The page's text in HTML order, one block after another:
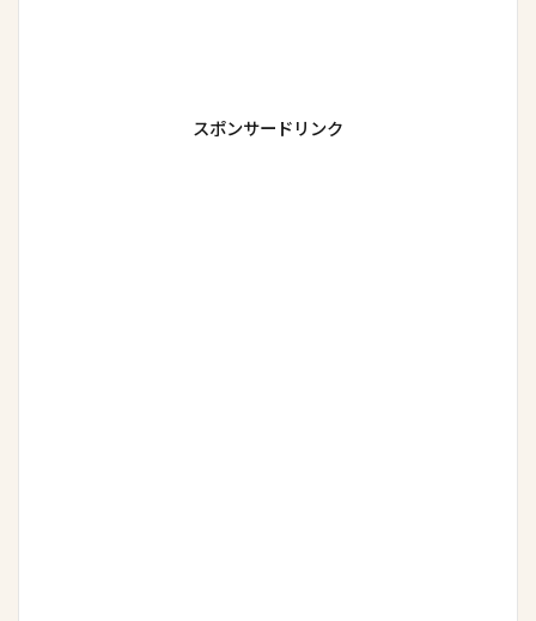
スポンサードリンク